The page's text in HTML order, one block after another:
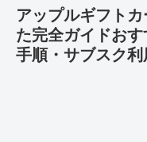
アップルギフト
た完全ガイドお
手順・サブスク